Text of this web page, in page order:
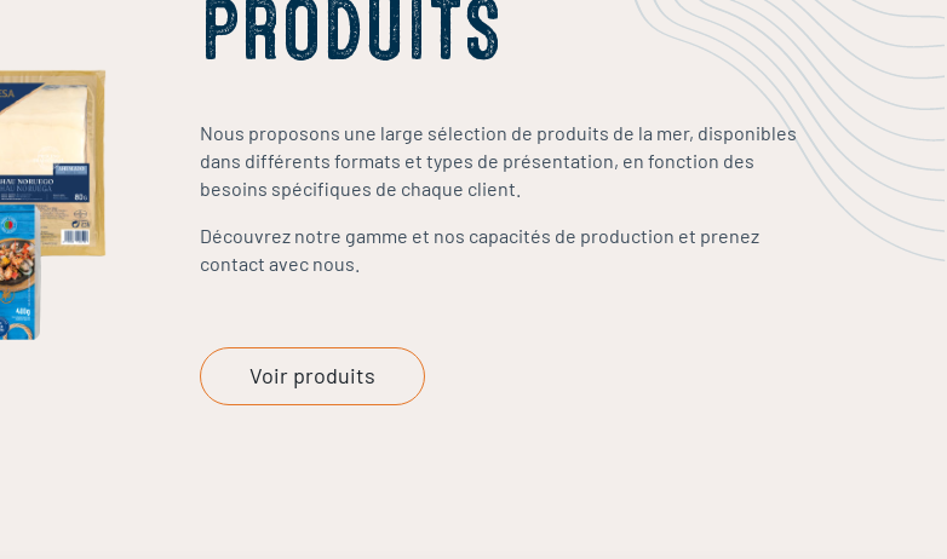
PRODUITS
Nous proposons une large sélection de produits de la mer, disponibles
dans différents formats et types de présentation, en fonction des
besoins spécifiques de chaque client.
Découvrez notre gamme et nos capacités de production et prenez
contact avec nous.
Voir produits